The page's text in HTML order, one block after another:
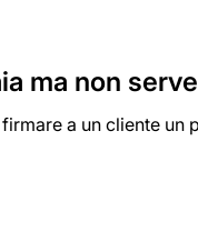
ma non serve
a un cliente un